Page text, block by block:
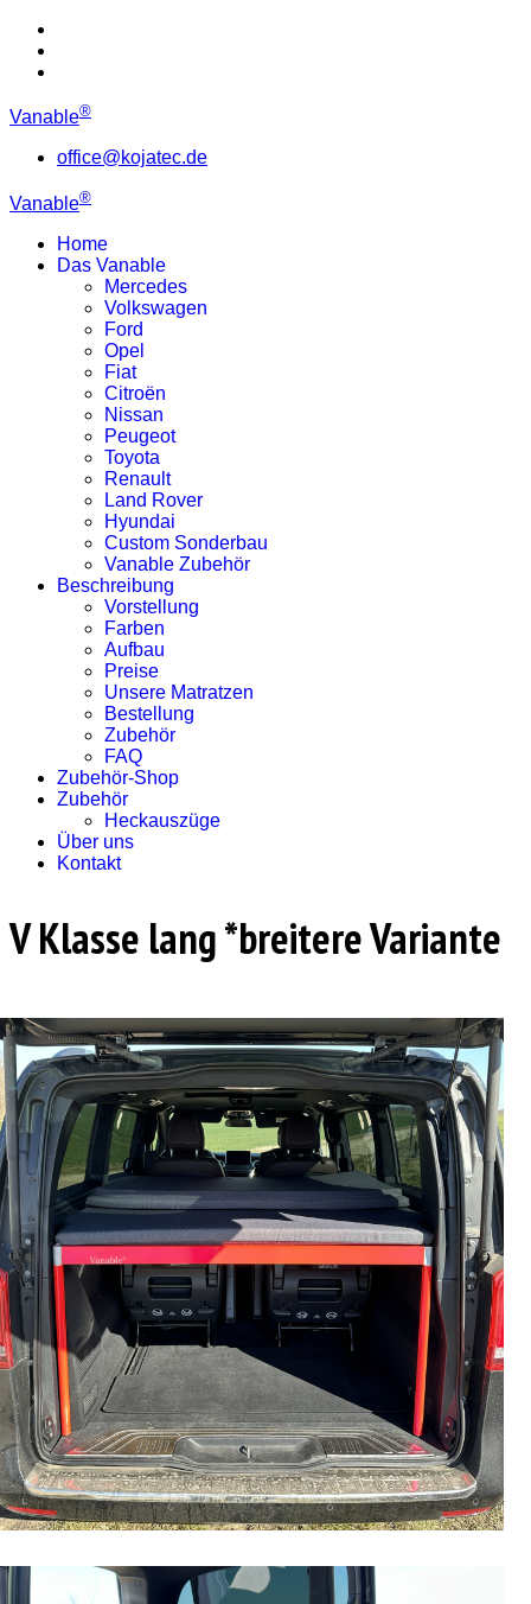
Vanable®
office@kojatec.de
Vanable®
Home
Das Vanable
Mercedes
Volkswagen
Ford
Opel
Fiat
Citroën
Nissan
Peugeot
Toyota
Renault
Land Rover
Hyundai
Custom Sonderbau
Vanable Zubehör
Beschreibung
Vorstellung
Farben
Aufbau
Preise
Unsere Matratzen
Bestellung
Zubehör
FAQ
Zubehör-Shop
Zubehör
Heckauszüge
Über uns
Kontakt
V Klasse lang *breitere Variante